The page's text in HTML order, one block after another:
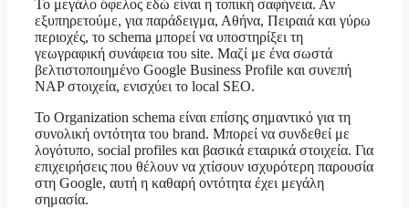
Το μεγάλο όφελος εδώ είναι η τοπική σαφήνεια. Αν
εξυπηρετούμε, για παράδειγμα, Αθήνα, Πειραιά και γύρω
περιοχές, το schema μπορεί να υποστηρίξει τη
γεωγραφική συνάφεια του site. Μαζί με ένα σωστά
βελτιστοποιημένο Google Business Profile και συνεπή
NAP στοιχεία, ενισχύει το local SEO.
Το Organization schema είναι επίσης σημαντικό για τη
συνολική οντότητα του brand. Μπορεί να συνδεθεί με
λογότυπο, social profiles και βασικά εταιρικά στοιχεία. Για
επιχειρήσεις που θέλουν να χτίσουν ισχυρότερη παρουσία
στη Google, αυτή η καθαρή οντότητα έχει μεγάλη
σημασία.